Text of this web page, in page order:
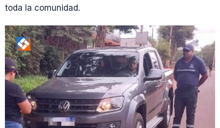
toda la comunidad.